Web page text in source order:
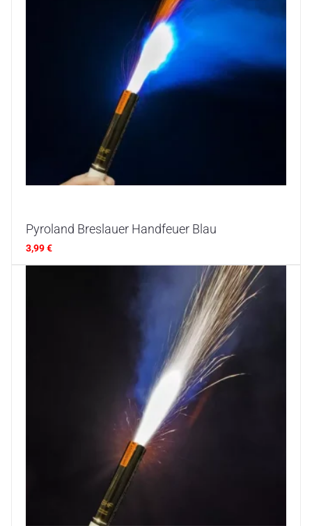
Pyroland Breslauer Handfeuer Blau
3,99€